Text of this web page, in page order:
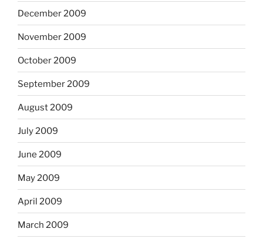
December 2009
November 2009
October 2009
September 2009
August 2009
July 2009
June 2009
May 2009
April 2009
March 2009